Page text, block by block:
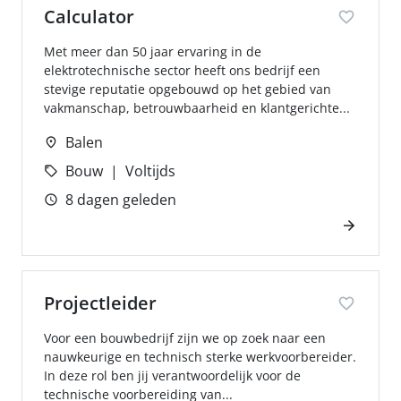
Calculator
Met meer dan 50 jaar ervaring in de
elektrotechnische sector heeft ons bedrijf een
stevige reputatie opgebouwd op het gebied van
vakmanschap, betrouwbaarheid en klantgerichte...
Balen
Bouw
Voltijds
8 dagen geleden
Projectleider
Voor een bouwbedrijf zijn we op zoek naar een
nauwkeurige en technisch sterke werkvoorbereider.
In deze rol ben jij verantwoordelijk voor de
technische voorbereiding van...